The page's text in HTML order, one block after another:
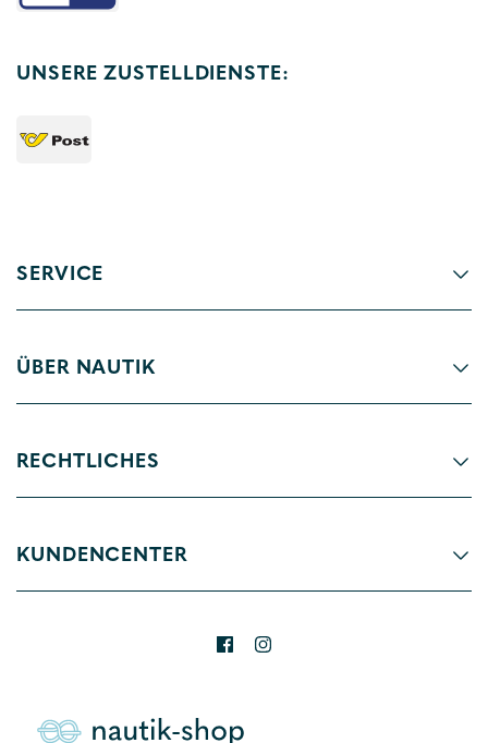
UNSERE ZUSTELLDIENSTE:
SERVICE
ÜBER NAUTIK
RECHTLICHES
KUNDENCENTER